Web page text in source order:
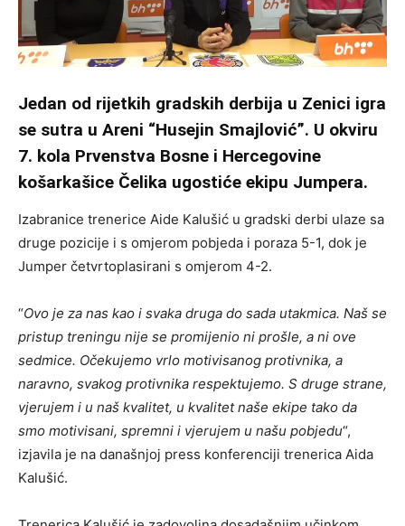
Jedan od rijetkih gradskih derbija u Zenici igra
se sutra u Areni “Husejin Smajlović”. U okviru
7. kola Prvenstva Bosne i Hercegovine
košarkašice Čelika ugostiće ekipu Jumpera.
Izabranice trenerice Aide Kalušić u gradski derbi ulaze sa
druge pozicije i s omjerom pobjeda i poraza 5-1, dok je
Jumper četvrtoplasirani s omjerom 4-2.
“Ovo je za nas kao i svaka druga do sada utakmica. Naš se
pristup treningu nije se promijenio ni prošle, a ni ove
sedmice. Očekujemo vrlo motivisanog protivnika, a
naravno, svakog protivnika respektujemo. S druge strane,
vjerujem i u naš kvalitet, u kvalitet naše ekipe tako da
smo motivisani, spremni i vjerujem u našu pobjedu“,
izjavila je na današnjoj press konferenciji trenerica Aida
Kalušić.